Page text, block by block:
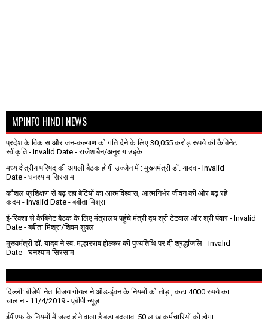
MPINFO HINDI NEWS
प्रदेश के विकास और जन-कल्याण को गति देने के लिए 30,055 करोड़ रूपये की कैबिनेट
स्वीकृति- Invalid Date - राजेश बैन/अनुराग उइके
मध्य क्षेत्रीय परिषद् की अगली बैठक होगी उज्जैन में : मुख्यमंत्री डॉ. यादव- Invalid
Date - घनश्याम सिरसाम
कौशल प्रशिक्षण से बढ़ रहा बेटियों का आत्मविश्वास, आत्मनिर्भर जीवन की ओर बढ़ रहे
कदम - Invalid Date - बबीता मिश्रा
ई-रिक्शा से कैबिनेट बैठक के लिए मंत्रालय पहुंचे मंत्री द्वय श्री टेटवाल और श्री पंवार - Invalid
Date - बबीता मिश्रा/शिवम शुक्ल
मुख्यमंत्री डॉ. यादव ने स्व. मल्हारराव होल्कर की पुण्यतिथि पर दी श्रद्धांजलि - Invalid
Date - घनश्याम सिरसाम
दिल्ली: बीजेपी नेता विजय गोयल ने ऑड-ईवन के नियमों को तोड़ा, कटा 4000 रुपये का
चालान- 11/4/2019 - एबीपी न्यूज़
ईपीएफ के नियमों में जल्द होने वाला है बड़ा बदलाव, 50 लाख कर्मचारियों को होगा